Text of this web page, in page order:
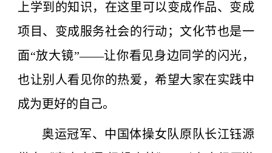
上学到的知识，在这里可以变成作品、变成
项目、变成服务社会的行动；文化节也是一
面“放大镜”——让你看见身边同学的闪光，
也让别人看见你的热爱，希望大家在实践中
成为更好的自己。
奥运冠军、中国体操女队原队长江钰源